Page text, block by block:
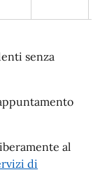
senza
al
di